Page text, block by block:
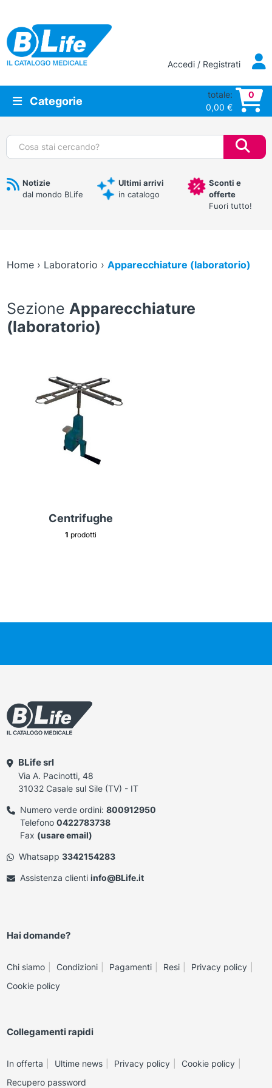
Vai al contenuto principale
Accedi / Registrati
Categorie
totale:
0,00 €
0
Cerca:
Notizie
dal mondo BLife
Ultimi arrivi
in catalogo
Sconti e
offerte
Fuori tutto!
Home› Laboratorio › Apparecchiature (laboratorio)
Sezione Apparecchiature
(laboratorio)
Centrifughe
1 prodotti
BLife srl
Via A. Pacinotti, 48
31032 Casale sul Sile (TV) - IT
Numero verde ordini: 800912950
Telefono 0422783738
Fax (usare email)
Whatsapp 3342154283
Assistenza clienti info@BLife.it
Hai domande?
Chi siamo Condizioni Pagamenti Resi
Privacy policy
Cookie policy
Collegamenti rapidi
In offerta Ultime news Privacy policy
Cookie policy
Recupero password